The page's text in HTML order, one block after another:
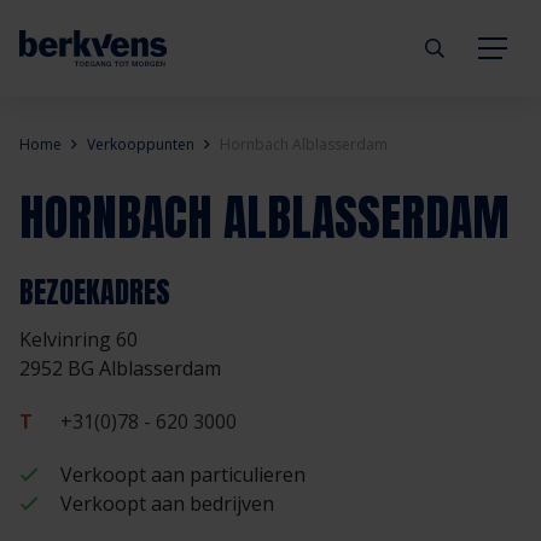
Deuren
Hang- & sluitwerk
Diensten
Technische documentatie
Eengezinswoning
Utiliteitsgebouw
Prefab woning
Aannemer
Projectontwikkelaar
Handelspartner
Inbraakwerend
Geluidwerend
Rookwerend
Duurzaamheid
mijndeur.nl
Inspiratie
Verkooppunten
Veelgestelde vragen
Blog
Duurzaamheid
GND Garantiedeuren
Werken bij Berkvens
Home Verkooppunten Hornbach Alblasserdam
HORNBACH ALBLASSERDAM
BEZOEKADRES
Kelvinring 60
2952 BG Alblasserdam
T
+31(0)78 - 620 3000
Verkoopt aan particulieren
Verkoopt aan bedrijven